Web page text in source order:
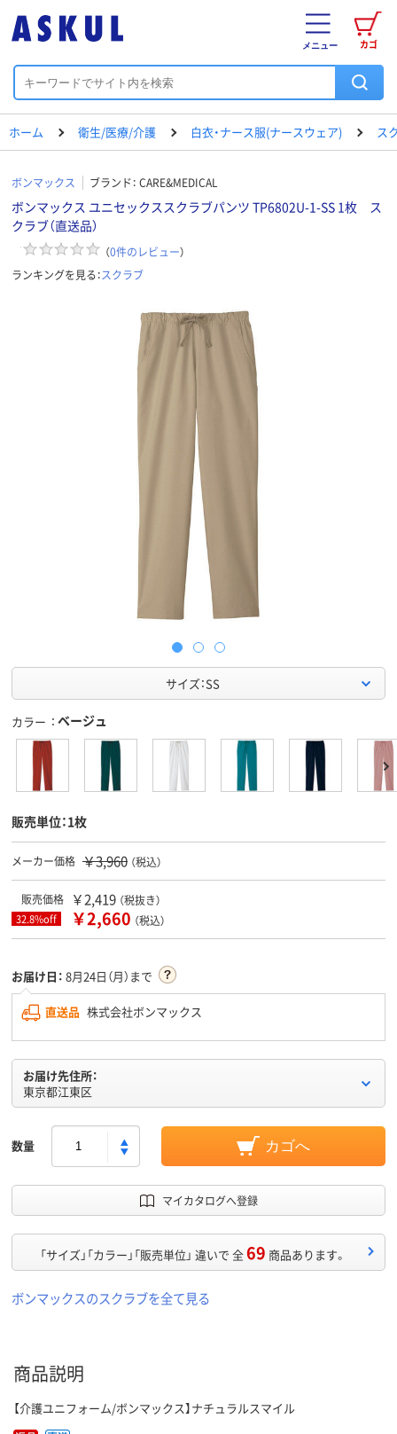
カゴ
メニュー
ホーム 衛生/医療/介護 白衣・ナース服(ナースウェア) ス
ボンマックス ブランド： CARE&MEDICAL
ボンマックス ユニセックススクラブパンツ TP6802U-1-SS 1枚 ス
クラブ（直送品）
（0件のレビュー）
ランキングを見る：スクラブ
サイズ：SS
カラー ベージュ
販売単位：1枚
メーカー価格 ￥3,960 （税込）
販売価格 ￥2,419 （税抜き）
32.8%off ￥2,660 （税込）
お届け日： 8月24日（月）まで
直送品 株式会社ボンマックス
お届け先住所：
東京都江東区
数量 カゴへ
マイカタログへ登録
「サイズ」「カラー」「販売単位」 違いで 全69 商品あります。
ボンマックスのスクラブを全て見る
商品説明
【介護ユニフォーム/ボンマックス】ナチュラルスマイル